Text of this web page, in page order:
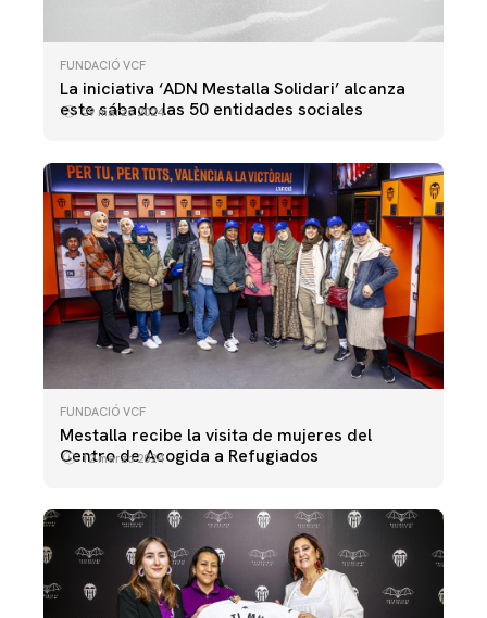
FUNDACIÓ VCF
La iniciativa ‘ADN Mestalla Solidari’ alcanza
este sábado las 50 entidades sociales
29 marzo 2024
FUNDACIÓ VCF
Mestalla recibe la visita de mujeres del
Centro de Acogida a Refugiados
12 marzo 2024